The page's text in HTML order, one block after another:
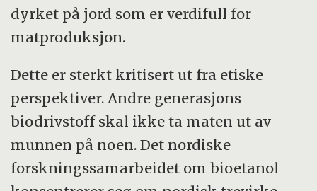
dyrket på jord som er verdifull for
matproduksjon.
Dette er sterkt kritisert ut fra etiske
perspektiver. Andre generasjons
biodrivstoff skal ikke ta maten ut av
munnen på noen. Det nordiske
forskningssamarbeidet om bioetanol